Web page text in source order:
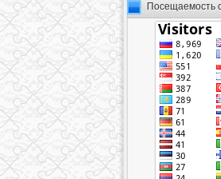
Посещаемость